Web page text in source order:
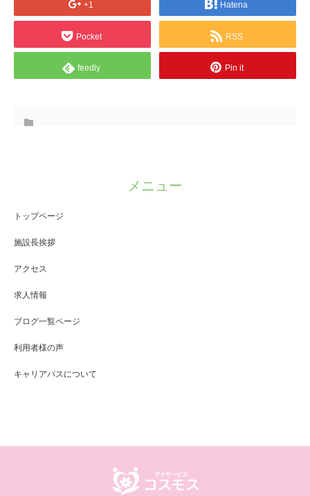
+1 Hatena
Pocket RSS
feedly Pin it
メニュー
トップページ
施設長挨拶
アクセス
求人情報
ブログ一覧ページ
利用者様の声
キャリアパスについて